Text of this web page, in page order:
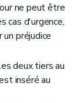
ne peut être
cas d'urgence,
préjudice
deux tiers au
inséré au